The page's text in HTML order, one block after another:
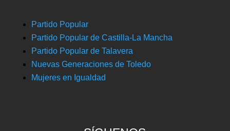
Partido Popular
Partido Popular de Castilla-La Mancha
Partido Popular de Talavera
Nuevas Generaciones de Toledo
Mujeres en Igualdad